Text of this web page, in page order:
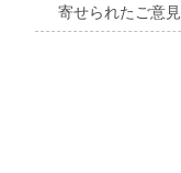
寄せられたご意見